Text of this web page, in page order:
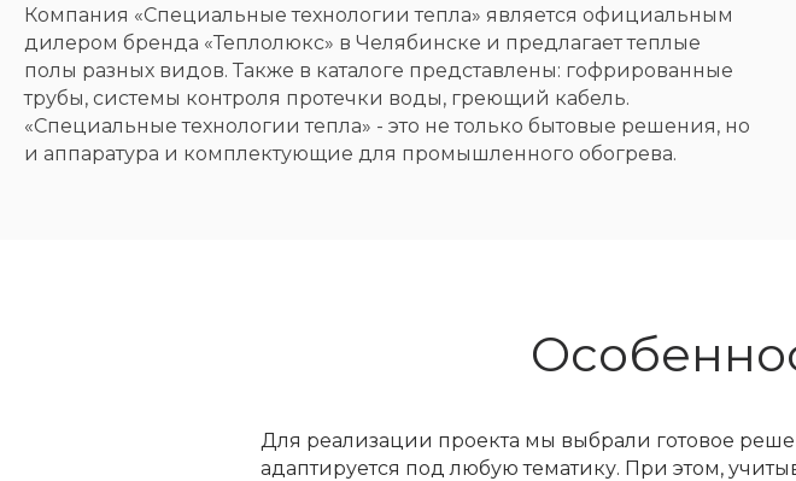
Компания «Специальные технологии тепла» является официальным
дилером бренда «Теплолюкс» в Челябинске и предлагает теплые
полы разных видов. Также в каталоге представлены: гофрированные
трубы, системы контроля протечки воды, греющий кабель.
«Специальные технологии тепла» - это не только бытовые решения, но
и аппаратура и комплектующие для промышленного обогрева.
Для реализации проекта мы выбрали готовое
адаптируется под любую тематику. При этом,